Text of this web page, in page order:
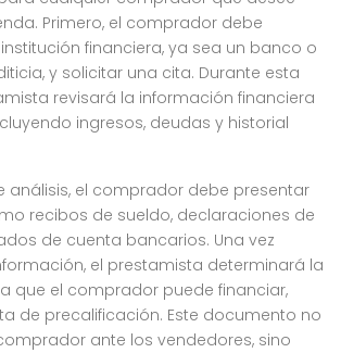
Primero, el comprador debe
financiera, ya sea un banco o
y solicitar una cita. Durante esta
revisará la información financiera
ingresos, deudas y historial
análisis, el comprador debe presentar
recibos de sueldo, declaraciones de
de cuenta bancarios. Una vez
el prestamista determinará la
que el comprador puede financiar,
de precalificación. Este documento no
ante los vendedores, sino